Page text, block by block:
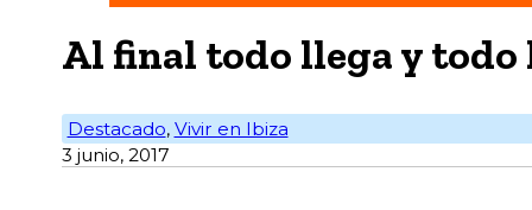
Al final todo llega y todo
Destacado, Vivir en Ibiza
3 junio, 2017